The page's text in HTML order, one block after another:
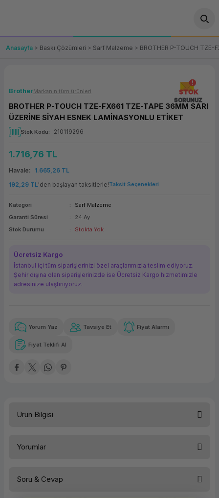
OT/VT Ürünleri
Fiş Yazıcı
Panel PC
(Firewall)
Bileşenleri
Makinesi
Makinesi
Çözümleri
Bağlantı
Yedekleme
Ürünler
Paketi
Anasayfa Baskı Çözümleri Sarf Malzeme BROTHER P-TOUCH TZE-
STOK
SORUNUZ
BrotherMarkanın tüm ürünleri
BROTHER P-TOUCH TZE-FX661 TZE-TAPE 36MM SARI
ÜZERİNE SİYAH ESNEK LAMİNASYONLU ETİKET
Stok Kodu 210119296
1.716,76 TL
Havale
1.665,26 TL
192,29 TL'den başlayan taksitlerle!Taksit Seçenekleri
Kategori
Sarf Malzeme
Garanti Süresi
24 Ay
Stok Durumu
Stokta Yok
Ücretsiz Kargo
İstanbul içi tüm siparişlerinizi özel araçlarımızla teslim ediyoruz.
Şehir dışına olan siparişlerinizde ise Ücretsiz Kargo hizmetimizle
adresinize ulaştırııyoruz.
Güvenilir Alışveriş
Kolay iade imkanı
192,29 TL
Yorum Yaz Tavsiye Et Fiyat Alarmı
Fiyat Teklifi Al
Ürün Bilgisi
Etiket Tipi
Yorumlar
Soru & Cevap